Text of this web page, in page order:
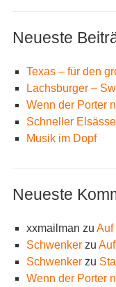
Neueste
Texas – für den
Lachsburger –
Wenn der Porter
Schneller
Musik im Dopf
Neueste
xxmailman zu Auf
Schwenkerzu
Schwenkerzu
Wenn der Porter